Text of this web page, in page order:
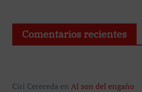
Comentarios recientes
Ciri Cereceda en Al son del engaño